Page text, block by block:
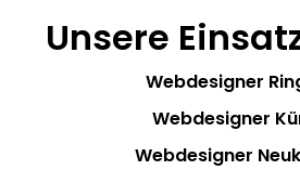
Unsere
Webdesigner
Webdesigner
Webdesigner